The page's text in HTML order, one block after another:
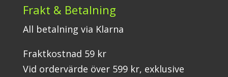
Frakt & Betalning
All betalning via Klarna
Fraktkostnad 59 kr
Vid ordervärde över 599 kr, exklusive